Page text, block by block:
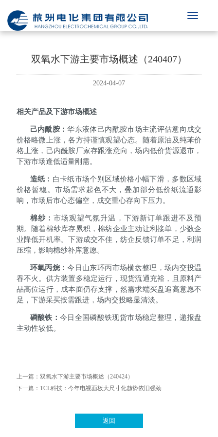
双氧水下游主要市场概述（240407）
2024-04-07
相关产品及下游市场概述
己内酰胺：华东液体己内酰胺市场主流评估意向成交
价格略微上涨 ，各方持谨慎观望心态。随着原油及纯苯价
格上涨，己内酰胺厂家存跟涨意向，场内低价货源退市，
下游市场逢低适量刚需。
造纸： 白卡纸市场个别区域价格小幅下滑，多数区域
价格暂稳。市场需求起色不大，叠加部分低价纸流通影
响，市场后市心态偏空，成交重心存向下压力。
棉纱： 市场观望气氛升温，下游新订单跟进不及预
期。随着棉纱库存累积，棉纺企业主动让利接单，少数企
业降低开机率。下游成交不佳，纺企反馈订单不足，利润
压缩，影响棉纱补库意愿。
环氧丙烷：今日山东环丙市场横盘整理，场内交投温
吞不火。供方装置多稳定运行，现货流通充裕，且原料产
品高位运行，成本面仍存支撑，然需求端买盘追高意愿不
足，下游采买按需跟进，场内交投略显清淡。
磷酸铁：今日全国磷酸铁现货市场稳定整理，递报盘
主动性较低。
上一篇： 双氧水下游主要市场概述（240424）
下一篇： TCL科技：今年电视面板大尺寸化趋势依旧强劲
返回